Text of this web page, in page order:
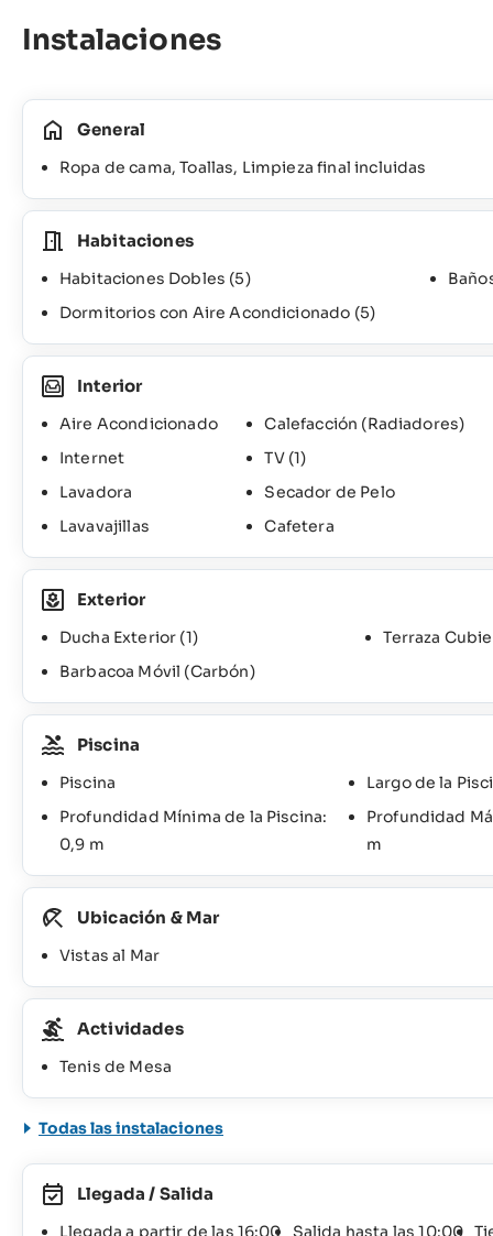
Instalaciones
General
Ropa de cama, Toallas, Limpieza final incluidas
Habitaciones
Habitaciones Dobles (5)
Dormitorios con Aire Acondicionado (5)
Interior
Aire Acondicionado
Calefacción (Radiadores)
Internet
TV (1)
Lavadora
Secador de Pelo
Lavavajillas
Cafetera
Exterior
Ducha Exterior (1)
Terraza
Barbacoa Móvil (Carbón)
Piscina
Piscina
Largo de la
Profundidad Mínima de la Piscina:
0,9 m
Profundidad
m
Ubicación & Mar
Vistas al Mar
Actividades
Tenis de Mesa
Todas las instalaciones
Llegada / Salida
Llegada a partir de las 16:00 Salida hasta las 10:00